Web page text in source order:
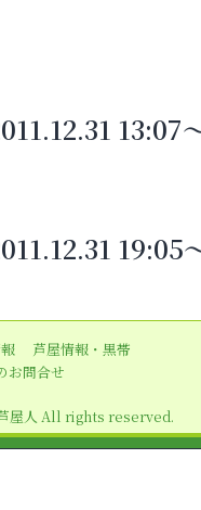
13:07
19:05
芦屋情報・黒帯
お問合せ
屋人 All rights reserved.